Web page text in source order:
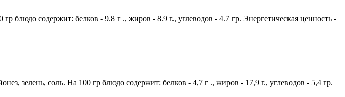
блюдо содержит: белков - 9.8 г ., жиров - 8.9 г., углеводов - 4.7 гр. Энергетическая ценность -
зелень, соль. На 100 гр блюдо содержит: белков - 4,7 г ., жиров - 17,9 г., углеводов - 5,4 гр.